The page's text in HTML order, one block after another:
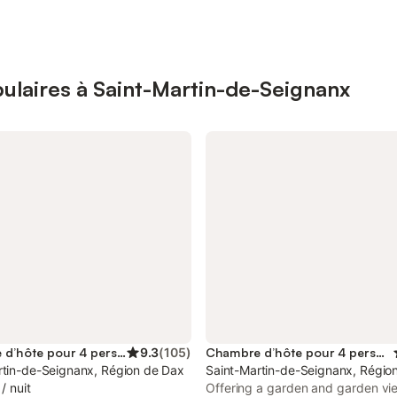
à Saint-Martin-de-Seignanx
Chambre d’hôte pour 4 personnes 9.3(105)
de-Seignanx, Région de Dax
nuit
Chambre d’hôte pour 4 personnes
Saint-Martin-de-Seignanx,
Offering a garden and garden